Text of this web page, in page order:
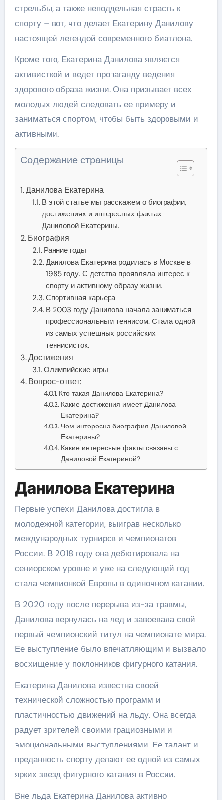
стрельбы, а также неподдельная страсть к
спорту – вот, что делает Екатерину Данилову
настоящей легендой современного биатлона.
Кроме того, Екатерина Данилова является
активисткой и ведет пропаганду ведения
здорового образа жизни. Она призывает всех
молодых людей следовать ее примеру и
заниматься спортом, чтобы быть здоровыми и
активными.
Содержание страницы
Данилова Екатерина
В этой статье мы расскажем о биографии,
достижениях и интересных фактах
Даниловой Екатерины.
Биография
Ранние годы
Данилова Екатерина родилась в Москве в
1985 году. С детства проявляла интерес к
спорту и активному образу жизни.
Спортивная карьера
В 2003 году Данилова начала заниматься
профессиональным теннисом. Стала одной
из самых успешных российских
теннисисток.
Достижения
Олимпийские игры
Вопрос-ответ:
Кто такая Данилова Екатерина?
Какие достижения имеет Данилова
Екатерина?
Чем интересна биография Даниловой
Екатерины?
Какие интересные факты связаны с
Даниловой Екатериной?
Данилова Екатерина
Первые успехи Данилова достигла в
молодежной категории, выиграв несколько
международных турниров и чемпионатов
России. В 2018 году она дебютировала на
сениорском уровне и уже на следующий год
стала чемпионкой Европы в одиночном катании.
В 2020 году после перерыва из-за травмы,
Данилова вернулась на лед и завоевала свой
первый чемпионский титул на чемпионате мира.
Ее выступление было впечатляющим и вызвало
восхищение у поклонников фигурного катания.
Екатерина Данилова известна своей
технической сложностью программ и
пластичностью движений на льду. Она всегда
радует зрителей своими грациозными и
эмоциональными выступлениями. Ее талант и
преданность спорту делают ее одной из самых
ярких звезд фигурного катания в России.
Вне льда Екатерина Данилова активно